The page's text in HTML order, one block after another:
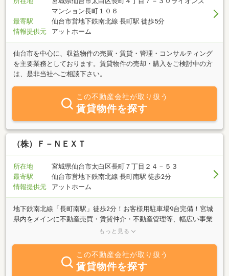
マンション長町１０６
最寄駅
仙台市営地下鉄南北線 長町駅 徒歩5分
情報提供元
アットホーム
仙台市を中心に、収益物件の売買・賃貸・管理・コンサルティング
を主要業務としております。賃貸物件の売却・購入をご検討中の方
は、是非当社へご相談下さい。
この不動産会社が取り扱う
賃貸物件を探す
（株）Ｆ－ＮＥＸＴ
所在地
宮城県仙台市太白区長町７丁目２４－５３
最寄駅
仙台市営地下鉄南北線 長町南駅 徒歩2分
情報提供元
アットホーム
地下鉄南北線「長町南駅」徒歩2分！お客様用駐車場9台完備！宮城
県内をメインに不動産売買・賃貸仲介・不動産管理等、幅広い事業
を行っています！・収益物件・土地・戸建て・マンション等の売買
の他不動産取引に付随する全ての業務特に仙台市内、仙台市近郊エ
リアの収益物件の売買・管理・賃貸仲介を数多く行っております！
売買・賃貸・管理いずれも高水準で実施している弊社の専門スタッ
もっと見る
この不動産会社が取り扱う
賃貸物件を探す